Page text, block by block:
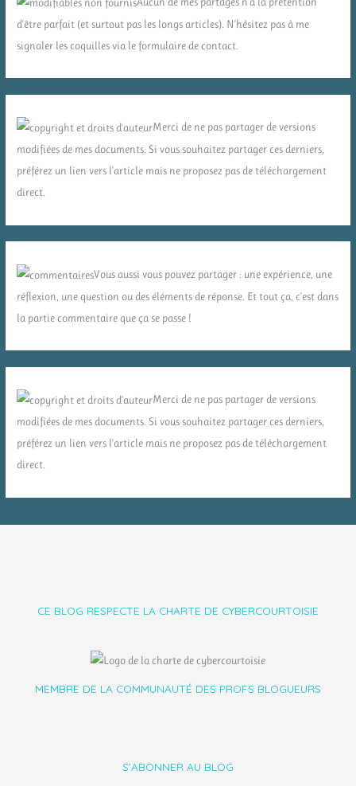
d'être parfait (et surtout pas les longs articles). N'hésitez pas à me
signaler les coquilles via le formulaire de contact.
Merci de ne pas partager de versions
modifiées de mes documents. Si vous souhaitez partager ces derniers,
préférez un lien vers l'article mais ne proposez pas de téléchargement
direct.
Vous aussi vous pouvez partager : une expérience, une
réflexion, une question ou des éléments de réponse. Et tout ça, c'est dans
la partie commentaire que ça se passe !
Merci de ne pas partager de versions
modifiées de mes documents. Si vous souhaitez partager ces derniers,
préférez un lien vers l'article mais ne proposez pas de téléchargement
direct.
CE BLOG RESPECTE LA CHARTE DE CYBERCOURTOISIE
MEMBRE DE LA COMMUNAUTÉ DES PROFS BLOGUEURS
S'ABONNER AU BLOG